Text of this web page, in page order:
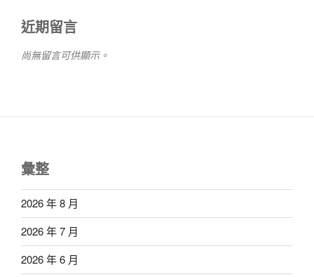
近期留言
尚無留言可供顯示。
彙整
2026 年 8 月
2026 年 7 月
2026 年 6 月